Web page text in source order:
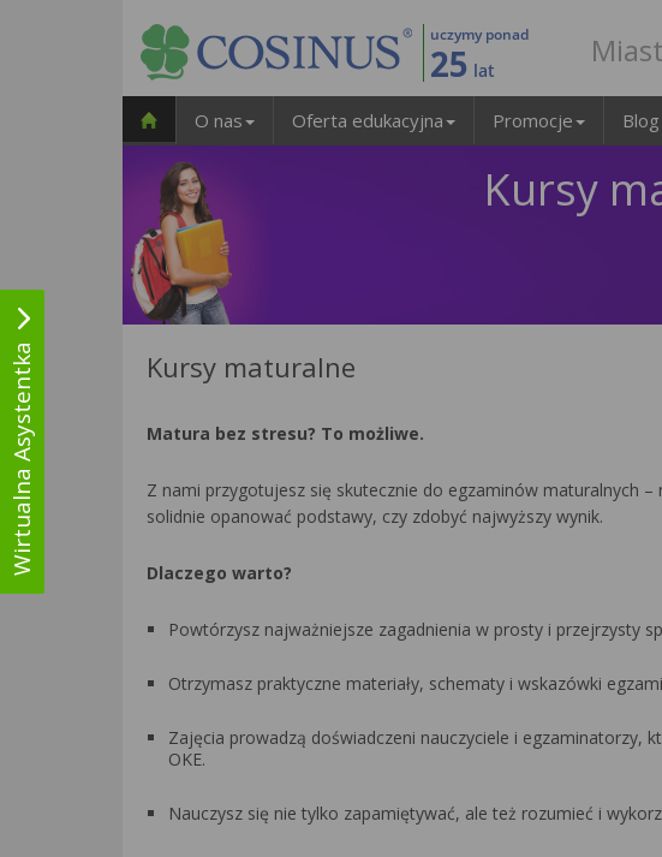
uczymy ponad
25 lat
O nas Oferta edukacyjna Promocje Blog
Kursy
Kursy maturalne
Matura bez stresu? To możliwe.
Z nami przygotujesz się skutecznie do egzaminów maturalnych –
solidnie opanować podstawy, czy zdobyć najwyższy wynik.
Dlaczego warto?
Powtórzysz najważniejsze zagadnienia w prosty i przejrzysty
Otrzymasz praktyczne materiały, schematy i wskazówki
Zajęcia prowadzą doświadczeni nauczyciele i egzaminatorzy,
OKE.
Nauczysz się nie tylko zapamiętywać, ale też rozumieć i
Wirtualna Asystentka